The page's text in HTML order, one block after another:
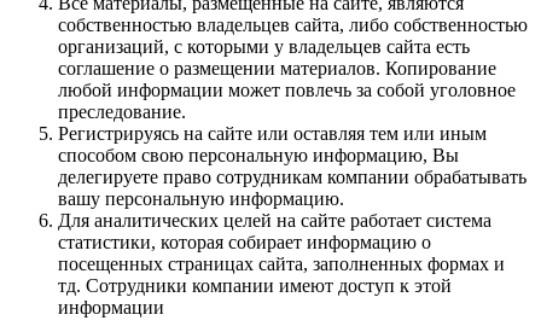
собственностью владельцев сайта, либо собственностью
организаций, с которыми у владельцев сайта есть
соглашение о размещении материалов. Копирование
любой информации может повлечь за собой уголовное
преследование.
Регистрируясь на сайте или оставляя тем или иным
способом свою персональную информацию, Вы
делегируете право сотрудникам компании обрабатывать
вашу персональную информацию.
Для аналитических целей на сайте работает система
статистики, которая собирает информацию о
посещенных страницах сайта, заполненных формах и
тд. Сотрудники компании имеют доступ к этой
информации